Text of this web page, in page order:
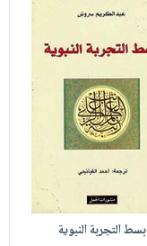
بسط التجربة النبوية